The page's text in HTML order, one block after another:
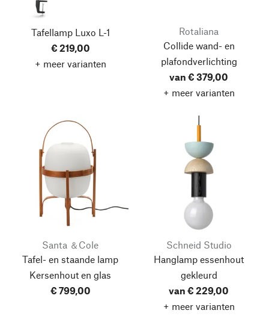
Tafellamp Luxo L-1
€ 219,00
+ meer varianten
Rotaliana
Collide wand- en
plafondverlichting
van € 379,00
+ meer varianten
Santa ＆Cole
Tafel- en staande lamp
Kersenhout en glas
€ 799,00
Schneid Studio
Hanglamp essenhout
gekleurd
van € 229,00
+ meer varianten